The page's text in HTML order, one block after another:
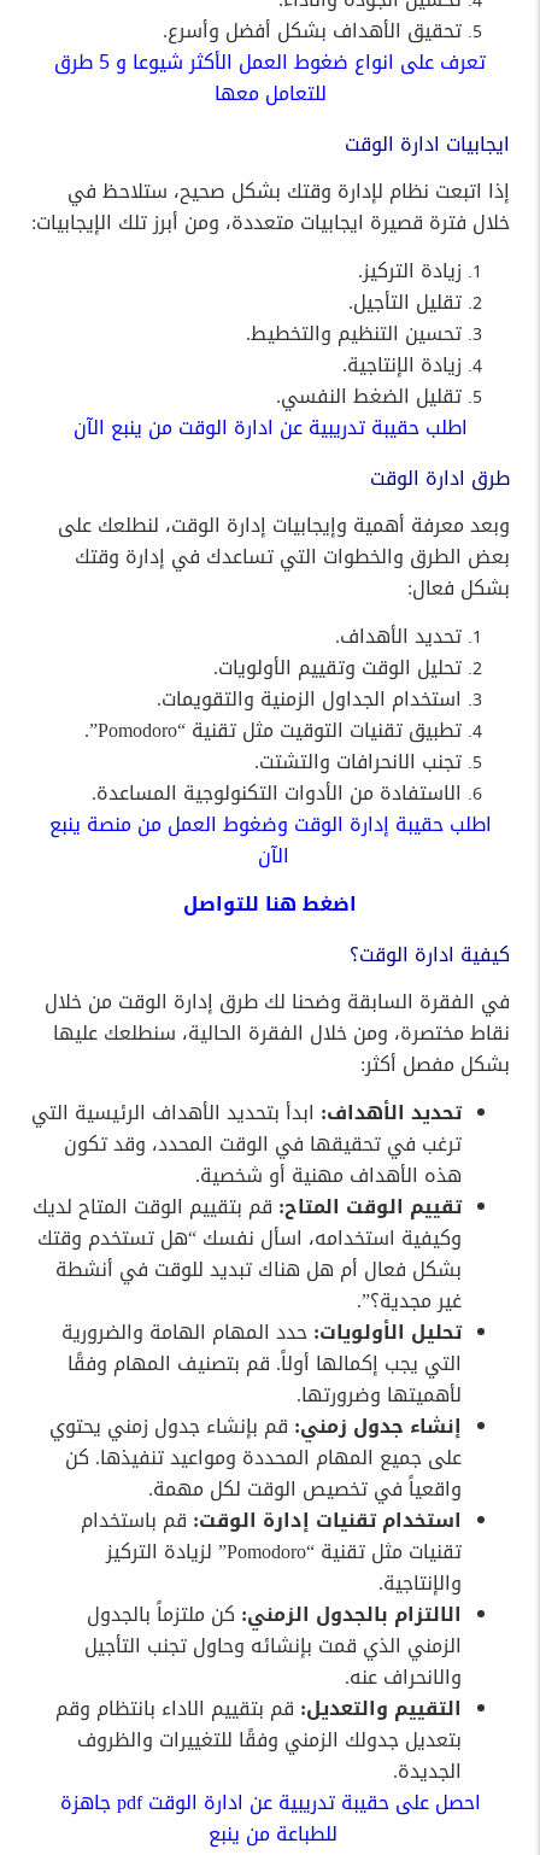
تحقيق الأهداف بشكل أفضل وأسرع.
تعرف على
انواع ضغوط العمل الأكثر شيوعا و 5 طرق
للتعامل معها
ايجابيات ادارة الوقت
إذا اتبعت نظام لإدارة وقتك بشكل صحيح، ستلاحظ في
خلال فترة قصيرة ايجابيات متعددة، ومن أبرز تلك الإيجابيات:
زيادة التركيز.
تقليل التأجيل.
تحسين التنظيم والتخطيط.
زيادة الإنتاجية.
تقليل الضغط النفسي.
اطلب حقيبة تدريبية عن ادارة الوقت من ينبع الآن
طرق ادارة الوقت
وبعد معرفة أهمية وإيجابيات إدارة الوقت، لنطلعك على
بعض الطرق والخطوات التي تساعدك في إدارة وقتك
بشكل فعال:
تحديد الأهداف.
تحليل الوقت وتقييم الأولويات.
استخدام الجداول الزمنية والتقويمات.
تطبيق تقنيات التوقيت مثل تقنية “Pomodoro”.
تجنب الانحرافات والتشتت.
الاستفادة من الأدوات التكنولوجية المساعدة.
اطلب حقيبة إدارة الوقت وضغوط العمل من منصة ينبع
الآن
اضغطهنا للتواصل
كيفية ادارة الوقت؟
في الفقرة السابقة وضحنا لك طرق إدارة الوقت من خلال
نقاط مختصرة، ومن خلال الفقرة الحالية، سنطلعك عليها
بشكل مفصل أكثر:
تحديد الأهداف: ابدأ بتحديد الأهداف الرئيسية التي
ترغب في تحقيقها في الوقت المحدد، وقد تكون
هذه الأهداف مهنية أو شخصية.
تقييم الوقت المتاح: قم بتقييم الوقت المتاح لديك
وكيفية استخدامه، اسأل نفسك “هل تستخدم وقتك
بشكل فعال أم هل هناك تبديد للوقت في أنشطة
غير مجدية؟”.
تحليل الأولويات:حدد المهام الهامة والضرورية
التي يجب إكمالها أولاً. قم بتصنيف المهام وفقًا
لأهميتها وضرورتها.
إنشاء جدول زمني: قم بإنشاء جدول زمني يحتوي
على جميع المهام المحددة ومواعيد تنفيذها. كن
واقعياً في تخصيص الوقت لكل مهمة.
استخدام تقنيات إدارة الوقت: قم باستخدام
تقنيات مثل تقنية “Pomodoro” لزيادة التركيز
والإنتاجية.
الالتزام بالجدول الزمني: كن ملتزماً بالجدول
الزمني الذي قمت بإنشائه وحاول تجنب التأجيل
والانحراف عنه.
التقييم والتعديل: قم بتقييم الاداء بانتظام وقم
بتعديل جدولك الزمني وفقًا للتغييرات والظروف
الجديدة.
احصل على حقيبة تدريبية عن ادارة الوقت pdf جاهزة
للطباعة من ينبع